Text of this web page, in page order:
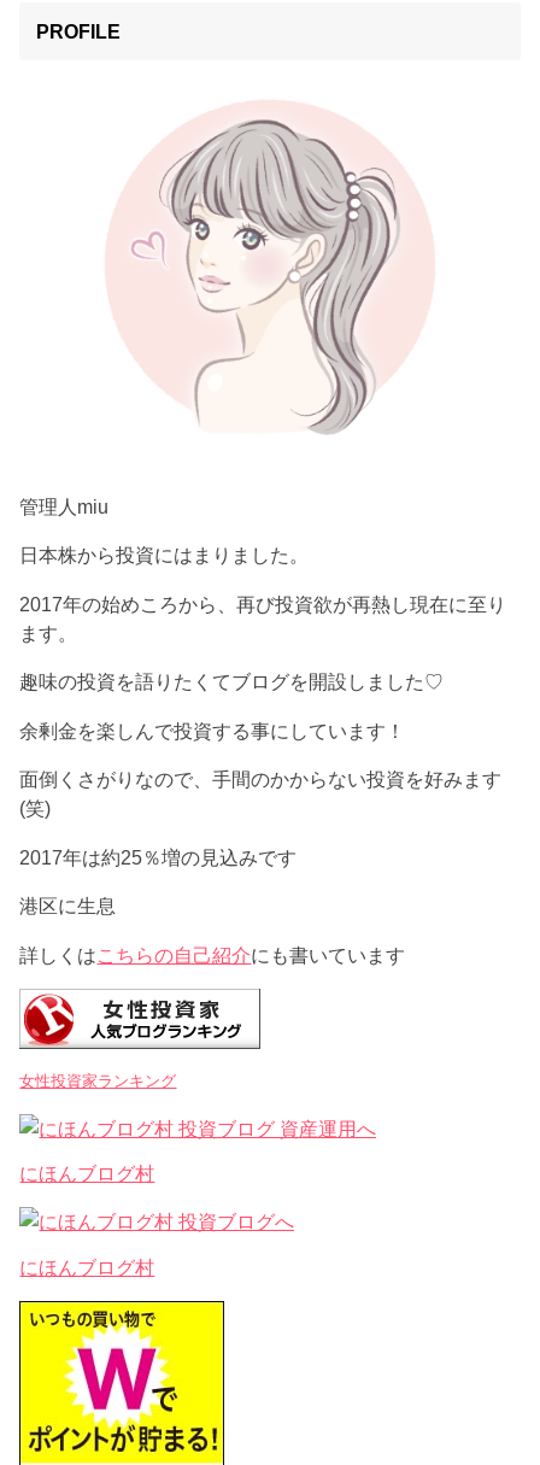
PROFILE
管理人miu
日本株から投資にはまりました。
2017年の始めころから、再び投資欲が再熱し現在に至り
ます。
趣味の投資を語りたくてブログを開設しました♡
余剰金を楽しんで投資する事にしています！
面倒くさがりなので、手間のかからない投資を好みます
(笑)
2017年は約25％増の見込みです
港区に生息
詳しくはこちらの自己紹介にも書いています
女性投資家ランキング
にほんブログ村
にほんブログ村